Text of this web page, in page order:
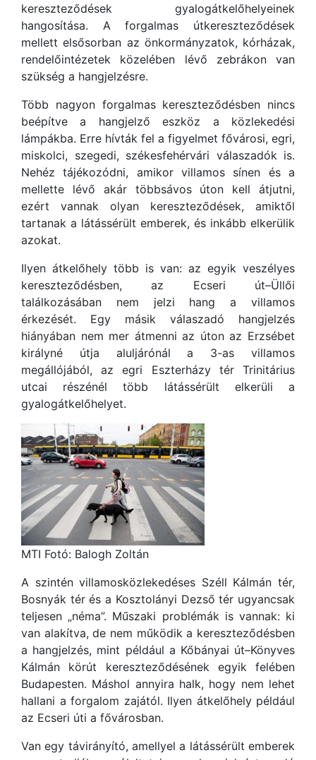
kereszteződések gyalogátkelőhelyeinek
hangosítása. A forgalmas útkereszteződések
mellett elsősorban az önkormányzatok, kórházak,
rendelőintézetek közelében lévő zebrákon van
szükség a hangjelzésre.
Több nagyon forgalmas kereszteződésben nincs
beépítve a hangjelző eszköz a közlekedési
lámpákba. Erre hívták fel a figyelmet fővárosi, egri,
miskolci, szegedi, székesfehérvári válaszadók is.
Nehéz tájékozódni, amikor villamos sínen és a
mellette lévő akár többsávos úton kell átjutni,
ezért vannak olyan kereszteződések, amiktől
tartanak a látássérült emberek, és inkább elkerülik
azokat.
Ilyen átkelőhely több is van: az egyik veszélyes
kereszteződésben, az Ecseri út–Üllői
találkozásában nem jelzi hang a villamos
érkezését. Egy másik válaszadó hangjelzés
hiányában nem mer átmenni az úton az Erzsébet
királyné útja aluljárónál a 3-as villamos
megállójából, az egri Eszterházy tér Trinitárius
utcai részénél több látássérült elkerüli a
gyalogátkelőhelyet.
MTI Fotó: Balogh Zoltán
A szintén villamosközlekedéses Széll Kálmán tér,
Bosnyák tér és a Kosztolányi Dezső tér ugyancsak
teljesen „néma”. Műszaki problémák is vannak: ki
van alakítva, de nem működik a kereszteződésben
a hangjelzés, mint például a Kőbányai út–Könyves
Kálmán körút kereszteződésének egyik felében
Budapesten. Máshol annyira halk, hogy nem lehet
hallani a forgalom zajától. Ilyen átkelőhely például
az Ecseri úti a fővárosban.
Van egy távirányító, amellyel a látássérült emberek